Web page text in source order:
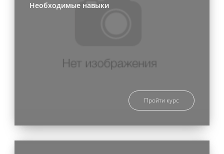
Необходимые навыки
Пройти курс